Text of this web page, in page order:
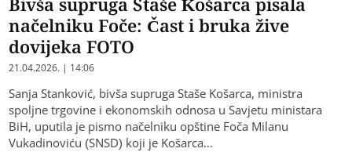
načelniku Foče: Čast i bruka žive
dovijeka FOTO
21.04.2026. | 14:06
Sanja Stanković, bivša supruga Staše Košarca, ​ministra
spoljne trgovine i ekonomskih odnosa u Savjetu ministara
BiH, uputila je pismo načelniku opštine Foča Milanu
Vukadinoviću (SNSD) koji je Košarca…